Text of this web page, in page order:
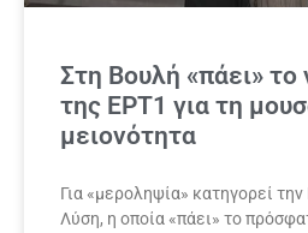
Στη Βουλή «πάει» το
της ΕΡΤ1 για τη
μειονότητα
Για «μεροληψία» κατηγορεί
Λύση, η οποία «πάει» το